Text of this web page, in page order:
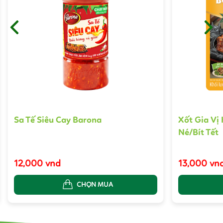
Sa Tế Siêu Cay Barona
12,000 vnd
CHỌN MUA
Xốt Gia Vị
Né/Bít Tết
13,000